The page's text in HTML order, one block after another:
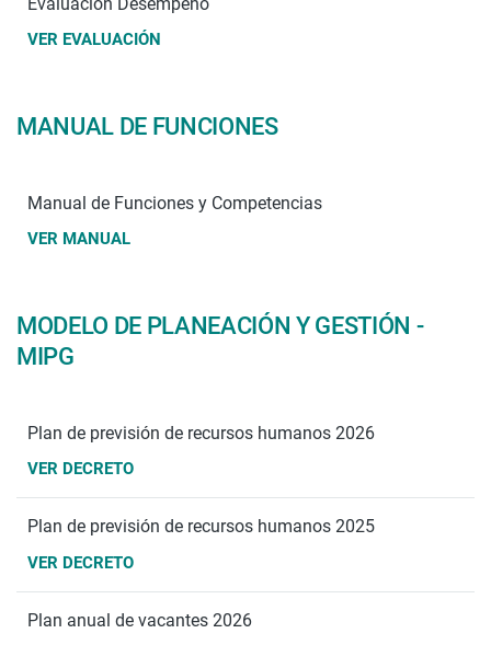
VER EVALUACIÓN
MANUAL DE FUNCIONES
Manual de Funciones y Competencias
VER MANUAL
MODELO DE PLANEACIÓN Y GESTIÓN -
MIPG
Plan de previsión de recursos humanos 2026
VER DECRETO
Plan de previsión de recursos humanos 2025
VER DECRETO
Plan anual de vacantes 2026